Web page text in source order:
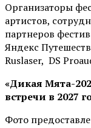
Организаторы
артистов,
партнеров
Яндекс
Ruslaser, DS
«Дикая Мята-
встречи в 2027
Фото